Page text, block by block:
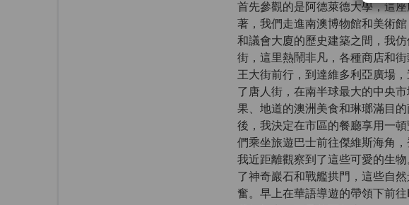
首先參觀的是阿德萊德大學，這
著，我們走進南澳博物館和美術
和議會大廈的歷史建築之間，我
街，這里熱鬧非凡，各種商店和
王大街前行，到達維多利亞廣場
了唐人街，在南半球最大的中央
果、地道的澳洲美食和琳瑯滿目
後，我決定在市區的餐廳享用一
們乘坐旅遊巴士前往傑維斯海角
我近距離觀察到了這些可愛的生
了神奇巖石和戰艦拱門，這些自
奮。早上在華語導遊的帶領下前